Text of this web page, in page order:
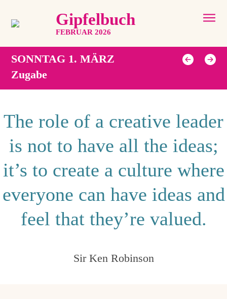
Gipfelbuch
FEBRUAR 2026
SONNTAG 1. MÄRZ
Zugabe
The role of a creative leader
is not to have all the ideas;
it’s to create a culture where
everyone can have ideas and
feel that they’re valued.
Sir Ken Robinson